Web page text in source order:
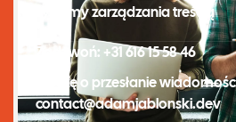
systemy zarządzania treścią
Zadzwoń: +31 616 15 58 46
Proszę o przesłanie
contact@adamjablonski.dev